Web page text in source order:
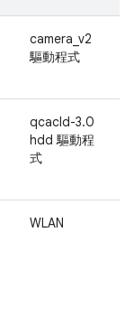
camera_v2
驅動程式
qcacld-3.0
hdd 驅動程
式
WLAN